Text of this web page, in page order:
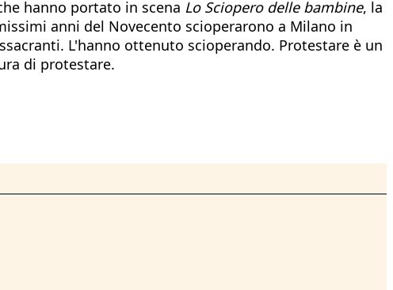
hanno portato in scena Lo Sciopero delle bambine, la
anni del Novecento scioperarono a Milano in
L'hanno ottenuto scioperando. Protestare è un
di protestare.